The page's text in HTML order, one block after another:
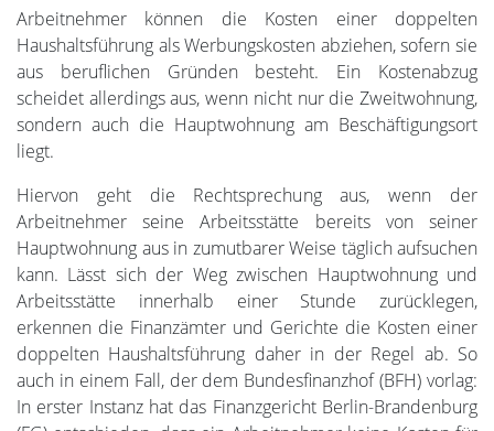
Arbeitnehmer können die Kosten einer doppelten
Haushaltsführung als Werbungskosten abziehen, sofern sie
aus beruflichen Gründen besteht. Ein Kostenabzug
scheidet allerdings aus, wenn nicht nur die Zweitwohnung,
sondern auch die Hauptwohnung am Beschäftigungsort
liegt.
Hiervon geht die Rechtsprechung aus, wenn der
Arbeitnehmer seine Arbeitsstätte bereits von seiner
Hauptwohnung aus in zumutbarer Weise täglich aufsuchen
kann. Lässt sich der Weg zwischen Hauptwohnung und
Arbeitsstätte innerhalb einer Stunde zurücklegen,
erkennen die Finanzämter und Gerichte die Kosten einer
doppelten Haushaltsführung daher in der Regel ab. So
auch in einem Fall, der dem Bundesfinanzhof (BFH) vorlag:
In erster Instanz hat das Finanzgericht Berlin-Brandenburg